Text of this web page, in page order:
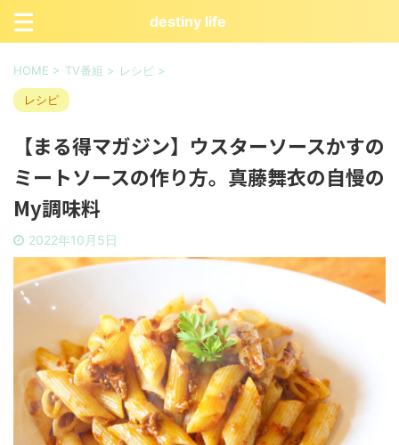
destiny life
HOME > TV番組 > レシピ >
レシピ
【まる得マガジン】ウスターソースかすの
ミートソースの作り方。真藤舞衣の自慢の
My調味料
2022年10月5日